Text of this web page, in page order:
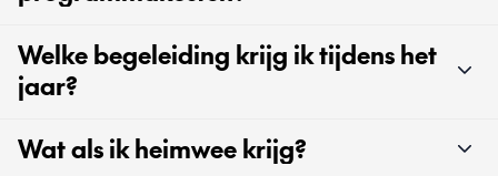
Welke begeleiding krijg ik tijdens het
jaar?
Wat als ik heimwee krijg?